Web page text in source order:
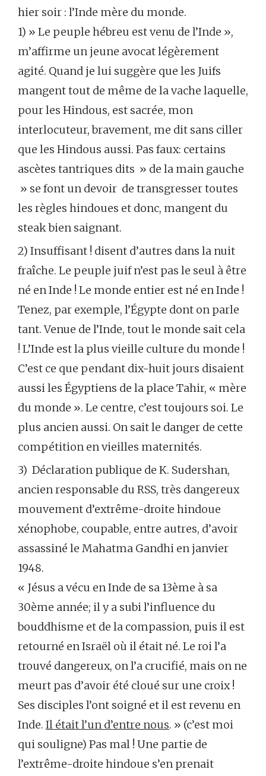
hier soir : l’Inde mère du monde.
1) » Le peuple hébreu est venu de l’Inde »,
m’affirme un jeune avocat légèrement
agité. Quand je lui suggère que les Juifs
mangent tout de même de la vache laquelle,
pour les Hindous, est sacrée, mon
interlocuteur, bravement, me dit sans ciller
que les Hindous aussi. Pas faux: certains
ascètes tantriques dits » de la main gauche
» se font un devoir de transgresser toutes
les règles hindoues et donc, mangent du
steak bien saignant.
2) Insuffisant ! disent d’autres dans la nuit
fraîche. Le peuple juif n’est pas le seul à être
né en Inde ! Le monde entier est né en Inde !
Tenez, par exemple, l’Égypte dont on parle
tant. Venue de l’Inde, tout le monde sait cela
! L’Inde est la plus vieille culture du monde !
C’est ce que pendant dix-huit jours disaient
aussi les Égyptiens de la place Tahir, « mère
du monde ». Le centre, c’est toujours soi. Le
plus ancien aussi. On sait le danger de cette
compétition en vieilles maternités.
3) Déclaration publique de K. Sudershan,
ancien responsable du RSS, très dangereux
mouvement d’extrême-droite hindoue
xénophobe, coupable, entre autres, d’avoir
assassiné le Mahatma Gandhi en janvier
1948.
« Jésus a vécu en Inde de sa 13ème à sa
30ème année; il y a subi l’influence du
bouddhisme et de la compassion, puis il est
retourné en Israël où il était né. Le roi l’a
trouvé dangereux, on l’a crucifié, mais on ne
meurt pas d’avoir été cloué sur une croix !
Ses disciples l’ont soigné et il est revenu en
Inde. Il était l’un d’entre nous. » (c’est moi
qui souligne) Pas mal ! Une partie de
l’extrême-droite hindoue s’en prenait